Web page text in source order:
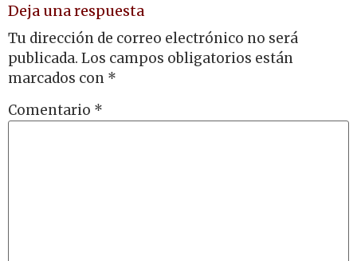
Deja una respuesta
Tu dirección de correo electrónico no será
publicada. Los campos obligatorios están
marcados con *
Comentario *